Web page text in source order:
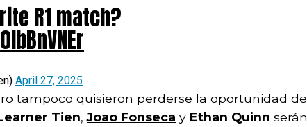
R1 match?
April 27, 2025
tampoco quisieron perderse la oportunidad de
Tien,Joao Fonseca y Ethan Quinn serán